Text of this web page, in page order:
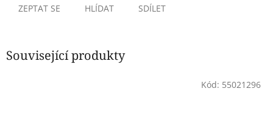
ZEPTAT SE HLÍDAT SDÍLET
Související produkty
Kód: 55021296